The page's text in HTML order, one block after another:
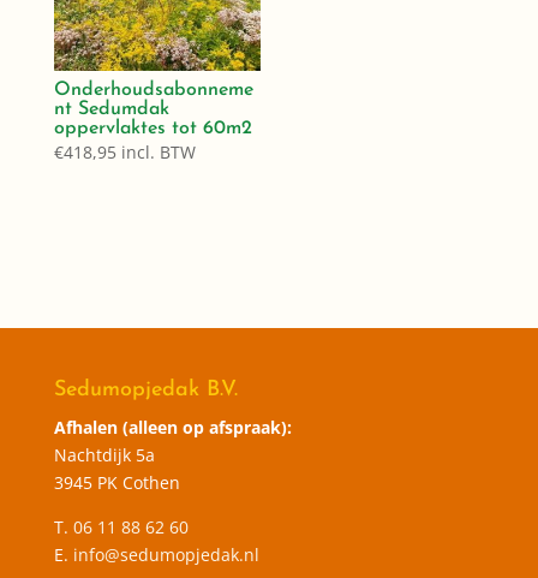
Onderhoudsabonneme
nt Sedumdak
oppervlaktes tot 60m2
€418,95 incl. BTW
Sedumopjedak B.V.
Afhalen (alleen op afspraak):
Nachtdijk 5a
3945 PK Cothen
T. 06 11 88 62 60
E. info@sedumopjedak.nl